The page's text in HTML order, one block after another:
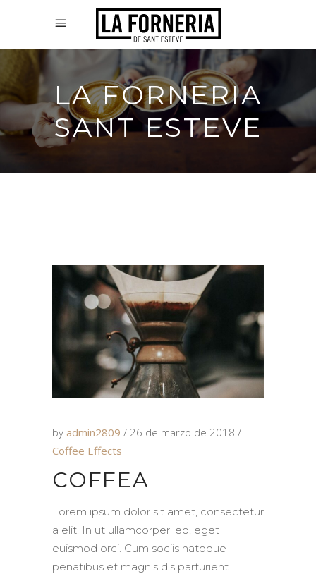
LA FORNERIA
SANT ESTEVE
by admin2809
26 de marzo de 2018
Coffee Effects
COFFEA
Lorem ipsum dolor sit amet, consectetur
a elit. In ut ullamcorper leo, eget
euismod orci. Cum sociis natoque
penatibus et magnis dis parturient